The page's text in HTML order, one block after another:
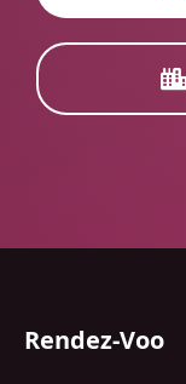
Rendez-Voo